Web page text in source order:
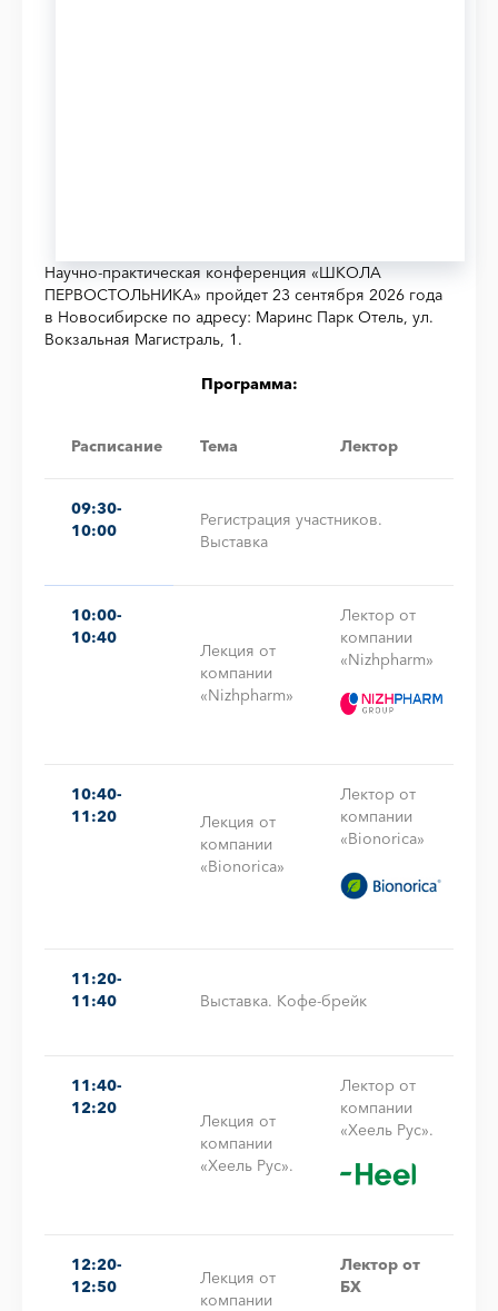
Научно-практическая конференция «ШКОЛА
ПЕРВОСТОЛЬНИКА» пройдет 23 сентября 2026 года
в Новосибирске по адресу: Маринс Парк Отель, ул.
Вокзальная Магистраль, 1.
Программа:
Расписание Тема Лектор
09:30-
10:00
Регистрация участников.
Выставка
10:00-
10:40
Лекция от
компании
«Nizhpharm»
Лектор от
компании
«Nizhpharm»
10:40-
11:20
Лекция от
компании
«Bionorica»
Лектор от
компании
«Bionorica»
11:20-
11:40
Выставка. Кофе-брейк
11:40-
12:20
Лекция от
компании
«Хеель Рус».
Лектор от
компании
«Хеель Рус».
12:20-
12:50
Лекция от
компании
Лектор от
БХ